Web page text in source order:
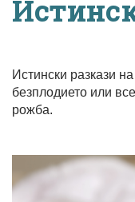
Истински разкази
безплодието или
рожба.